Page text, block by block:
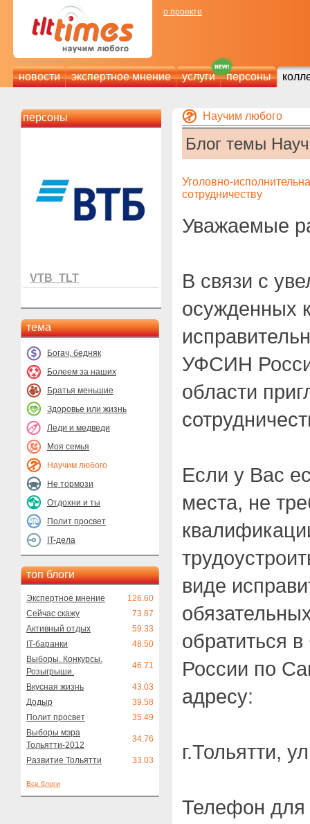
о проекте
новости экспертное мнение услуги персоны
персоны
VTB_TLT
тема
Богач, бедняк
Болеем за наших
Братья меньшие
Здоровье или жизнь
Леди и медведи
Моя семья
Научим любого
Не тормози
Отдохни и ты
Полит просвет
IT-дела
топ блоги
Экспертное мнение
126.60
Сейчас скажу
73.87
Активный отдых
59.33
IT-баранки
48.50
Выборы. Конкурсы.
Розыгрыши.
46.71
Вкусная жизнь
43.03
Додыр
39.58
Полит просвет
35.49
Выборы мэра
Тольятти-2012
34.76
Развитие Тольятти 33.03
Все блоги
Научим любого
Блог темы
Уголовно-
сотрудничеству
Уважаемые
В связи с
осужденных
УФСИН
области
Если у Вас
места, не
виде
обратиться
России по
адресу:
г.Тольятти,
Телефон для